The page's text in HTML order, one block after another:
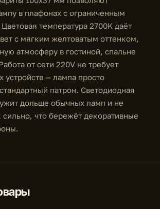
в плафонах с ограниченным
температура 2700K даёт
с мягким желтоватым оттенком,
атмосферу в гостиной, спальне
от сети 220V не требует
устройств — лампа просто
патрон. Светодиодная
дольше обычных ламп и не
сильно, что бережёт декоративные